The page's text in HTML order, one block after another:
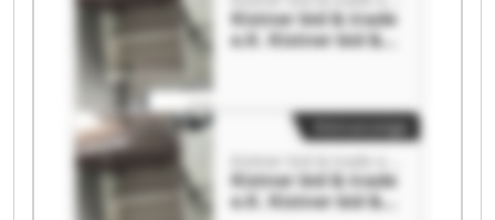
Kistner bid & trade
e.K. Kistner bid &
Kistner bid & trade
e.K. Kistner bid &
Kleinanzeige